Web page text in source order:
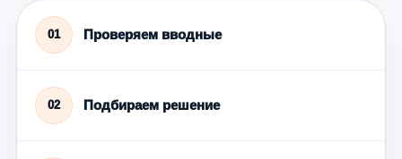
01 Проверяем вводные
02 Подбираем решение